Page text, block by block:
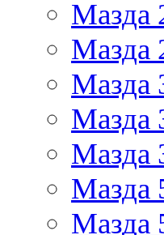
Мазда
Мазда
Мазда
Мазда
Мазда
Мазда
Мазда